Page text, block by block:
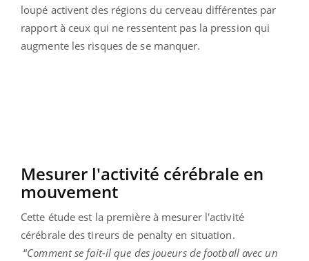
loupé activent des régions du cerveau différentes par
rapport à ceux qui ne ressentent pas la pression qui
augmente les risques de se manquer.
Mesurer l'activité cérébrale en
mouvement
Cette étude est la première à mesurer l'activité
cérébrale des tireurs de penalty en situation.
“Comment se fait-il que des joueurs de football avec un